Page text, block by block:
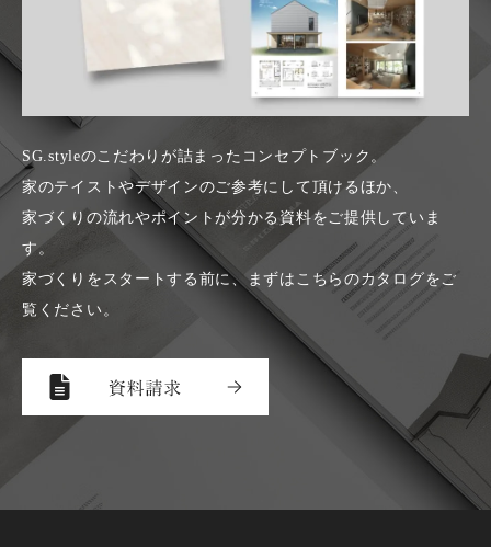
参加人数(大人)
参加人数(子ども)
お名前※
フリガナ※
SG.styleのこだわりが詰まったコンセプトブック。
家のテイストやデザインのご参考にして頂けるほか、
家づくりの流れやポイントが分かる資料をご提供していま
す。
家づくりをスタートする前に、まずはこちらのカタログを ご
覧ください。